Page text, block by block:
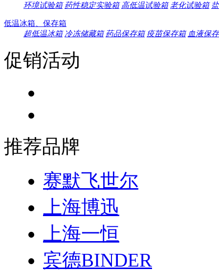
环境试验箱 药性稳定实验箱 高低温试验箱 老化试验箱
低温冰箱、保存箱
超低温冰箱 冷冻储藏箱 药品保存箱 疫苗保存箱 血液保
促销活动
推荐品牌
赛默飞世尔
上海博迅
上海一恒
宾德BINDER